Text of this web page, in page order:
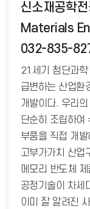
신소재공학
Materials
032-835-
21세기 첨단과
급변하는 산업환
개발이다. 우리
단순히 조립하여
부품을 직접 개
고부가가치 산업
메모리 반도체
공정기술이 차세
이미 잘 알려진